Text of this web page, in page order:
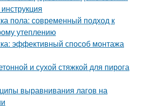
пола: современный подход к
утеплению
эффективный способ монтажа
и сухой стяжкой для пирога
выравнивания лагов на